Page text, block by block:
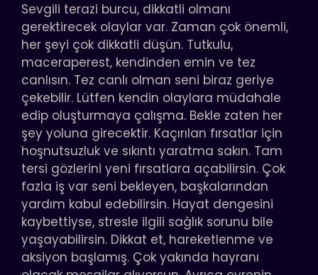
Sevgili terazi burcu, dikkatli olmanı
gerektirecek olaylar var. Zaman çok önemli,
her şeyi çok dikkatli düşün. Tutkulu,
maceraperest, kendinden emin ve tez
canlısın. Tez canlı olman seni biraz geriye
çekebilir. Lütfen kendin olaylara müdahale
edip oluşturmaya çalışma. Bekle zaten her
şey yoluna girecektir. Kaçırılan fırsatlar için
hoşnutsuzluk ve sıkıntı yaratma sakın. Tam
tersi gözlerini yeni fırsatlara açabilirsin. Çok
fazla iş var seni bekleyen, başkalarından
yardım kabul edebilirsin. Hayat dengesini
kaybettiyse, stresle ilgili sağlık sorunu bile
yaşayabilirsin. Dikkat et, hareketlenme ve
aksiyon başlamış. Çok yakında hayranı